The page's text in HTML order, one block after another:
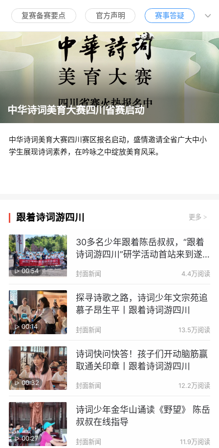
中华诗词美育大赛四川省赛启动
中华诗词美育大赛四川赛区报名启动，盛情邀请全省广大中小
学生展现诗词素养，在吟咏之中绽放美育风采。
复赛备赛要点 官方声明 赛事答疑
跟着诗词游四川 更多 >
00:54
30多名少年跟着陈岳叔叔，“跟着
诗词游四川”研学活动首站来到遂
封面新闻 4.4万阅读
00:14
探寻诗歌之路，诗词少年文宗苑追
慕子昂生平丨跟着诗词游四川
封面新闻 13.5万阅读
00:32
诗词快问快答！孩子们开动脑筋赢
取通关印章丨跟着诗词游四川
封面新闻 12.2万阅读
00:27
诗词少年金华山诵读《野望》 陈岳
叔叔在线指导
封面新闻 11.9万阅读